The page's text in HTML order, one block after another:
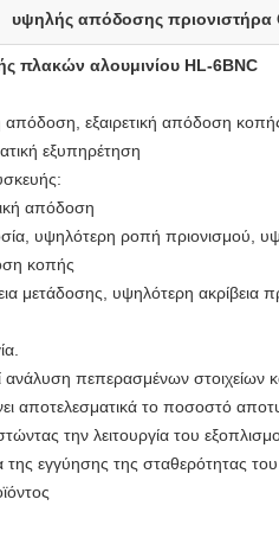
υψηλής απόδοσης πριονιστήρα
πλακών αλουμινίου HL-6BNC
απόδοση, εξαιρετική απόδοση
εξυπηρέτηση
απόδοση
υψηλότερη ροπή πριονισμού,
κοπής
μετάδοσης, υψηλότερη ακρίβεια
ανάλυση πεπερασμένων στοιχείων
αποτελεσματικά το ποσοστό
την λειτουργία του
της εγγύησης της σταθερότητας